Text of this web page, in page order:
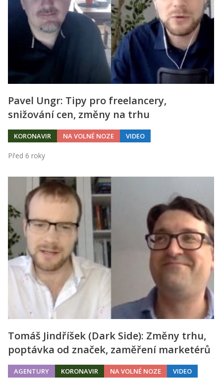
Pavel Ungr: Tipy pro freelancery,
snižování cen, změny na trhu
KORONAVIR NA VOLNÉ NOZE VIDEO
Před 6 roky
Tomáš Jindříšek (Dark Side): Změny trhu,
poptávka od značek, zaměření marketérů
AGENTURY KORONAVIR NA VOLNÉ NOZE VIDEO